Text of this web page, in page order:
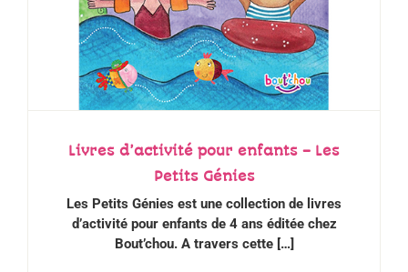
Livres d’activité pour enfants – Les
Petits Génies
Les Petits Génies est une collection de livres
d’activité pour enfants de 4 ans éditée chez
Bout’chou. Atravers cette […]